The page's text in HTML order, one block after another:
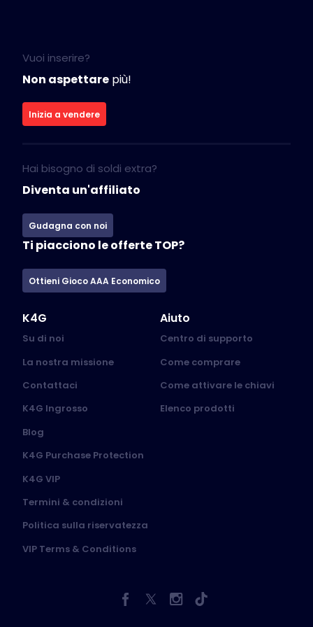
Vuoi inserire?
Non aspettare più!
Inizia a vendere
Hai bisogno di soldi extra?
Diventa un'affiliato
Gudagna con noi
Ti piacciono le offerte TOP?
Ottieni Gioco AAA Economico
K4G
Su di noi
La nostra missione
Contattaci
K4G Ingrosso
Blog
K4G Purchase Protection
K4G VIP
Termini & condizioni
Politica sulla riservatezza
VIP Terms & Conditions
Aiuto
Centro di supporto
Come comprare
Come attivare le chiavi
Elenco prodotti